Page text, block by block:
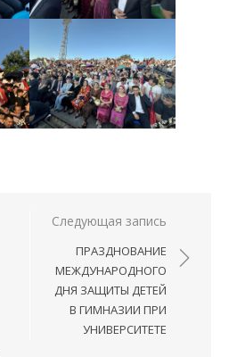
Следующая запись
ПРАЗДНОВАНИЕ
МЕЖДУНАРОДНОГО
ДНЯ ЗАЩИТЫ ДЕТЕЙ
В ГИМНАЗИИ ПРИ
УНИВЕРСИТЕТЕ